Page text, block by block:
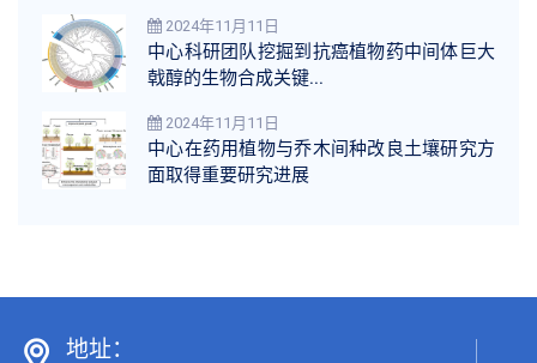
2024年11月11日
中心科研团队挖掘到抗癌植物药中间体巨大
戟醇的生物合成关键...
2024年11月11日
中心在药用植物与乔木间种改良土壤研究方
面取得重要研究进展
地址：